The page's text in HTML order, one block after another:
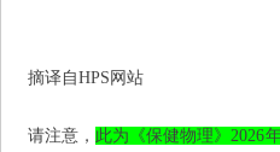
摘译自HPS网站
请注意， 此为《保健物理》2026